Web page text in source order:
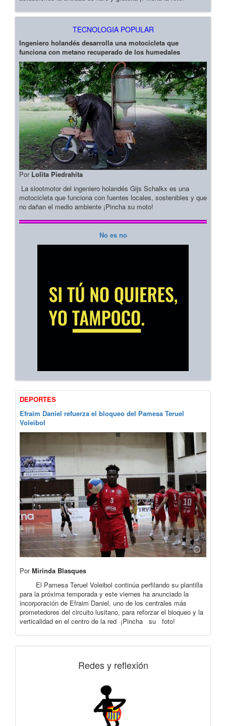
TECNOLOGIA POPULAR
Ingeniero holandés desarrolla una motocicleta que
funciona con metano recuperado de los humedales
Por Lolita Piedrahita
La slootmotor del ingeniero holandés Gijs Schalkx es una
motocicleta que funciona con fuentes locales, sostenibles y que
no dañan el medio ambiente ¡Pincha su moto!
No es no
DEPORTES
Efraim Daniel refuerza el bloqueo del Pamesa Teruel
Voleibol
PorMirinda Blasques
El Pamesa Teruel Voleibol continúa perfilando su plantilla
para la próxima temporada y este viernes ha anunciado la
incorporación de Efraim Daniel, uno de los centrales más
prometedores del circuito lusitano, para reforzar el bloqueo y la
verticalidad en el centro de la red ¡Pincha su foto!
Redes y reflexión